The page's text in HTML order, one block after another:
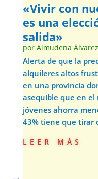
«Vivir con
es una
salida»
por Almudena Álvarez
Alerta de que la
alquileres altos
en una provincia
asequible que en el
jóvenes ahorra
43% tiene que tirar
leer más